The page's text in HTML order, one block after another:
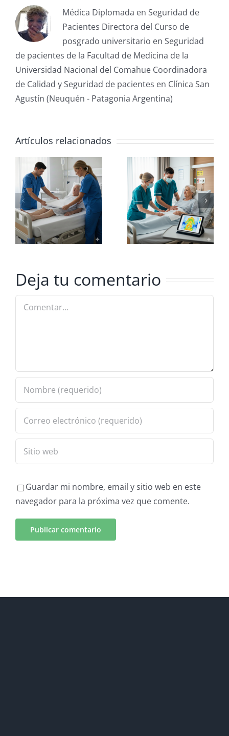
Médica Diplomada en Seguridad de
Pacientes Directora del Curso de
posgrado universitario en Seguridad
de pacientes de la Facultad de Medicina de la
Universidad Nacional del Comahue Coordinadora
de Calidad y Seguridad de pacientes en Clínica San
Agustín (Neuquén - Patagonia Argentina)
Artículos relacionados
Nutrición:
El Pilar
indispensable
en
Prevención
El Mito de
la
Deja tu comentario
Guardar mi nombre, email y sitio web en este
navegador para la próxima vez que comente.